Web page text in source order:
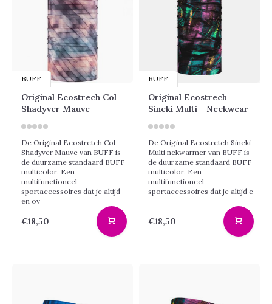
BUFF
Original Ecostrech Col
Shadyver Mauve
De Original Ecostretch Col
Shadyver Mauve van BUFF is
de duurzame standaard BUFF
multicolor. Een
multifunctioneel
sportaccessoires dat je altijd
en ov
€18,50
BUFF
Original Ecostrech
Sineki Multi - Neckwear
De Original Ecostretch Sineki
Multi nekwarmer van BUFF is
de duurzame standaard BUFF
multicolor. Een
multifunctioneel
sportaccessoires dat je altijd e
€18,50